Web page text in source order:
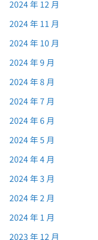
2024 年 12 月
2024 年 11 月
2024 年 10 月
2024 年 9 月
2024 年 8 月
2024 年 7 月
2024 年 6 月
2024 年 5 月
2024 年 4 月
2024 年 3 月
2024 年 2 月
2024 年 1 月
2023 年 12 月